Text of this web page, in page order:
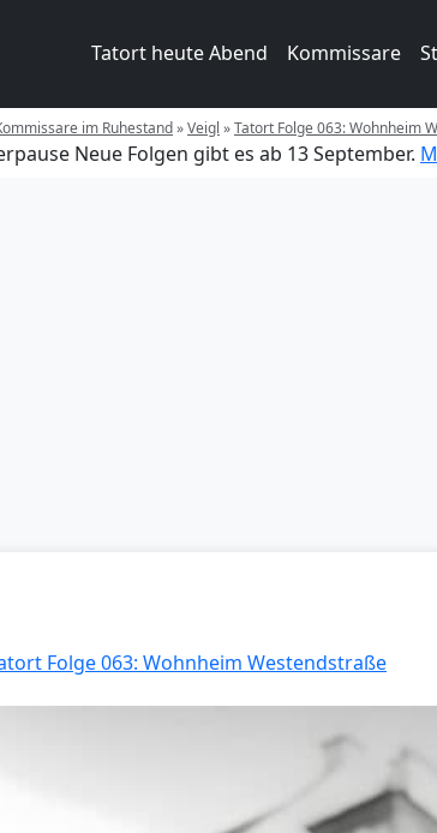
Tatort heute Abend Kommissare
im Ruhestand»Veigl »Tatort Folge 063: Wohnheim
Neue Folgen gibt es ab 13 September.
Folge 063: Wohnheim Westendstraße